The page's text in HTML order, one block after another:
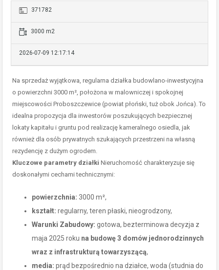
371782
3000 m2
2026-07-09 12:17:14
Na sprzedaż wyjątkowa, regularna działka budowlano-inwestycyjna
o powierzchni 3000 m², położona w malowniczej i spokojnej
miejscowości Proboszczewice (powiat płoński, tuż obok Jońca). To
idealna propozycja dla inwestorów poszukujących bezpiecznej
lokaty kapitału i gruntu pod realizację kameralnego osiedla, jak
również dla osób prywatnych szukających przestrzeni na własną
rezydencję z dużym ogrodem.
Kluczowe parametry działki Nieruchomość charakteryzuje się
doskonałymi cechami technicznymi:
powierzchnia: 3000 m²,
kształt: regularny, teren płaski, nieogrodzony,
Warunki Zabudowy: gotowa, bezterminowa decyzja z
maja 2025 roku na budowę 3 domów jednorodzinnych
wraz z infrastrukturą towarzyszącą,
media: prąd bezpośrednio na działce, woda (studnia do